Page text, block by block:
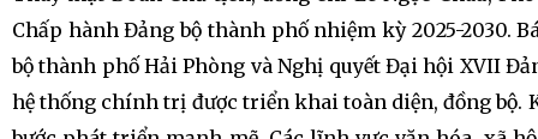
Chấp hành Đảng bộ thành phố nhiệm kỳ 2025-2030.
bộ thành phố Hải Phòng và Nghị quyết Đại hội XVII
hệ thống chính trị được triển khai toàn diện, đồng bộ.